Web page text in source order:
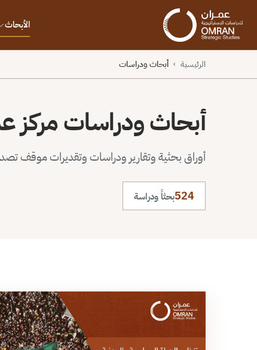
الأبحاث
الرئيسية › أبحاث ودراسات
أبحاث ودراسات مركز
أوراق بحثية وتقارير ودراسات وتقديرات موقف
524بحثاً ودراسة